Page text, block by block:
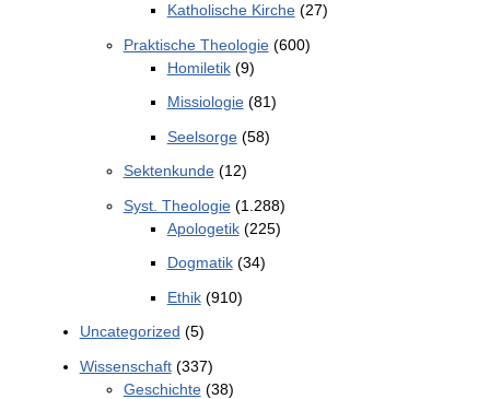
Katholische Kirche(27)
Praktische Theologie(600)
Homiletik(9)
Missiologie(81)
Seelsorge(58)
Sektenkunde(12)
Syst. Theologie(1.288)
Apologetik(225)
Dogmatik(34)
Ethik(910)
Uncategorized (5)
Wissenschaft(337)
Geschichte(38)